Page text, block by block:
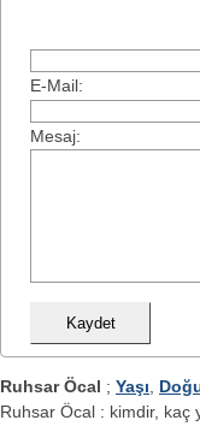
E-Mail:
Mesaj:
Ruhsar Öcal ; Yaşı
Ruhsar Öcal : kimdir, kaç